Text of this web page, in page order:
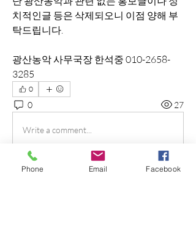
치적인글 등은 삭제되오니 이점 양해 부
탁드립니다.
광산농악 사무국장 한석중 010-2658-
3285
0
0 27
Write a comment...
Phone Email Facebook